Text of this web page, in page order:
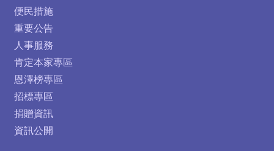
便民措施
重要公告
人事服務
肯定本家專區
恩澤榜專區
招標專區
捐贈資訊
資訊公開